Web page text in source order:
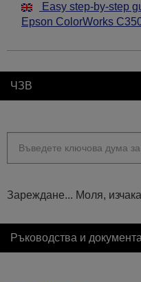
Easy step-by-step
Epson ColorWorks
ЧЗВ
Зареждане... Моля,
Ръководства и